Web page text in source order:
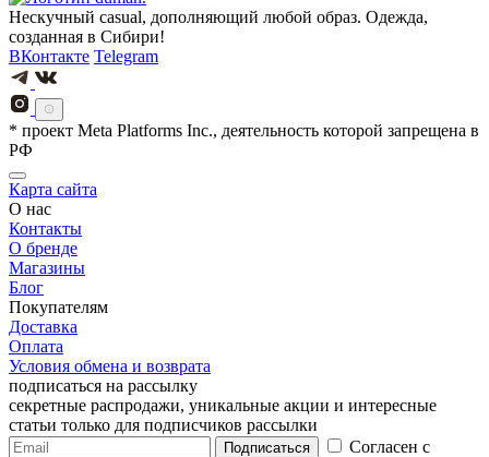
Нескучный casual, дополняющий любой образ. Одежда,
созданная в Сибири!
ВКонтакте Telegram
* проект Meta Platforms Inc., деятельность которой запрещена в
РФ
Карта сайта
О нас
Контакты
О бренде
Магазины
Блог
Покупателям
Доставка
Оплата
Условия обмена и возврата
подписаться на рассылку
секретные распродажи, уникальные акции и интересные
статьи только для подписчиков рассылки
Подписаться
Согласен с